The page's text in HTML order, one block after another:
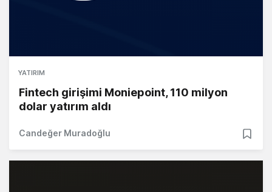
YATIRIM
Fintech girişimi Moniepoint, 110 milyon
dolar yatırım aldı
Candeğer Muradoğlu